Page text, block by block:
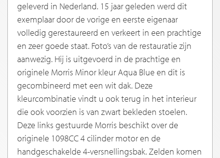
geleverd in Nederland. 15 jaar geleden werd dit
exemplaar door de vorige en eerste eigenaar
volledig gerestaureerd en verkeert in een prachtige
en zeer goede staat. Foto’s van de restauratie zijn
aanwezig. Hij is uitgevoerd in de prachtige en
originele Morris Minor kleur Aqua Blue en dit is
gecombineerd met een wit dak. Deze
kleurcombinatie vindt u ook terug in het interieur
die ook voorzien is van zwart bekleden stoelen.
Deze links gestuurde Morris beschikt over de
originele 1098CC 4 cilinder motor en de
handgeschakelde 4-versnellingsbak. Zelden komen